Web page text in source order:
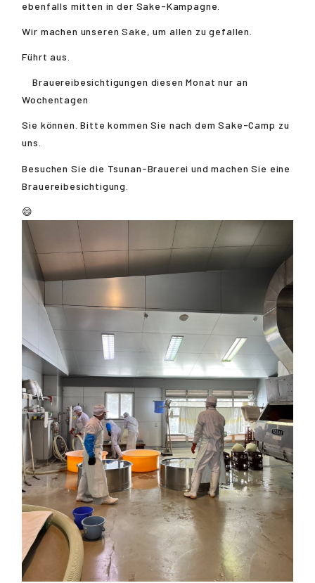
ebenfalls mitten in der Sake-Kampagne.
Wir machen unseren Sake, um allen zu gefallen.
Führt aus.
Brauereibesichtigungen diesen Monat nur an
Wochentagen
Sie können. Bitte kommen Sie nach dem Sake-Camp zu
uns.
Besuchen Sie die Tsunan-Brauerei und machen Sie eine
Brauereibesichtigung.
😄